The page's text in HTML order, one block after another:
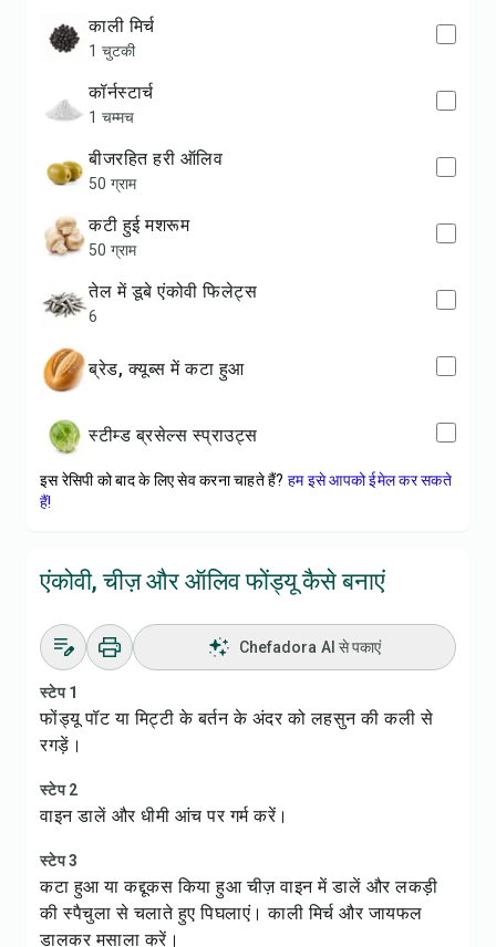
काली मिर्च
1 चुटकी
कॉर्नस्टार्च
1 चम्मच
बीजरहित हरी ऑलिव
50 ग्राम
कटी हुई मशरूम
50 ग्राम
तेल में डूबे एंकोवी फिलेट्स
6
ब्रेड, क्यूब्स में कटा हुआ
स्टीम्ड ब्रसेल्स स्प्राउट्स
इस रेसिपी को बाद के लिए सेव करना चाहते हैं? हम इसे आपको ईमेल कर सकते
हैं!
एंकोवी, चीज़ और ऑलिव फोंड्यू कैसे बनाएं
Chefadora AI से पकाएं
स्टेप 1
फोंड्यू पॉट या मिट्टी के बर्तन के अंदर को लहसुन की कली से
रगड़ें।
स्टेप 2
वाइन डालें और धीमी आंच पर गर्म करें।
स्टेप 3
कटा हुआ या कद्दूकस किया हुआ चीज़ वाइन में डालें और लकड़ी
की स्पैचुला से चलाते हुए पिघलाएं। काली मिर्च और जायफल
डालकर मसाला करें।